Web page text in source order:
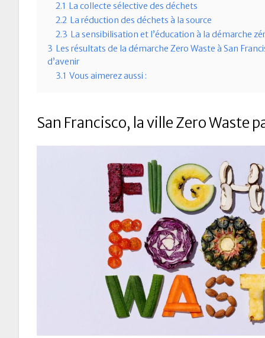
2.1 La collecte sélective des déchets
2.2 La réduction des déchets à la source
2.3 La sensibilisation et l’éducation à la démarche
3 Les résultats de la démarche Zero Waste à San
d’avenir
3.1 Vous aimerez aussi :
San Francisco, la ville Zero Waste